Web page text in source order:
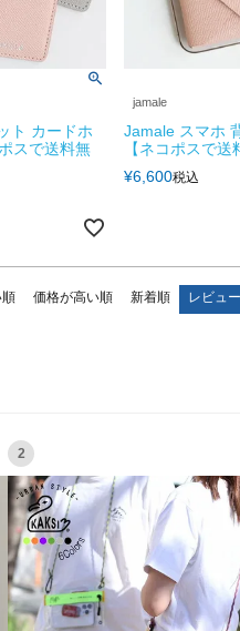
ト カードホ
スで送料無
jamale
Jamale スマホ
【ネコポスで
¥6,600税込
価格が高い順 新着順 レビュ
2